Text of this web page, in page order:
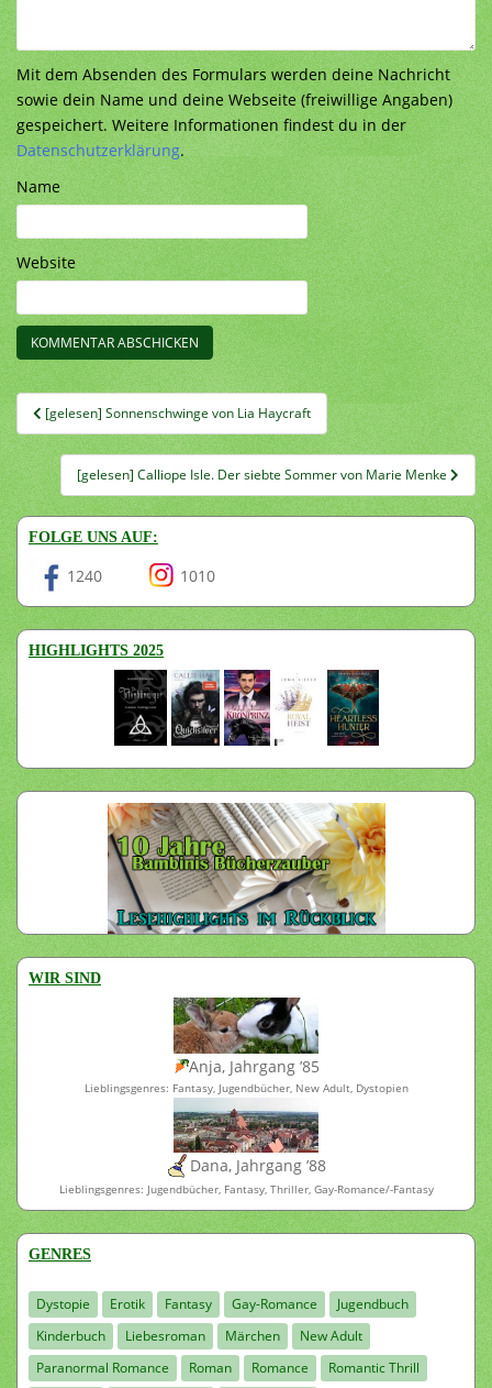
Mit dem Absenden des Formulars werden deine Nachricht
sowie dein Name und deine Webseite (freiwillige Angaben)
gespeichert. Weitere Informationen findest du in der
Datenschutzerklärung.
Name
Website
Beitragsnavigation
[gelesen] Sonnenschwinge von Lia Haycraft
[gelesen] Calliope Isle. Der siebte Sommer von Marie Menke
FOLGE UNS AUF:
1240 1010
HIGHLIGHTS 2025
WIR SIND
Anja, Jahrgang ’85
Lieblingsgenres: Fantasy, Jugendbücher, New Adult, Dystopien
Dana, Jahrgang ’88
Lieblingsgenres: Jugendbücher, Fantasy, Thriller, Gay-Romance/-Fantasy
GENRES
Dystopie Erotik Fantasy Gay-Romance
Jugendbuch
Kinderbuch
Liebesroman Märchen
New Adult
Paranormal Romance
Roman Romance
Romantic Thrill